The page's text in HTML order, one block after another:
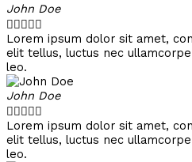
John Doe

Lorem ipsum dolor sit amet,
elit tellus, luctus nec
leo.
John Doe

Lorem ipsum dolor sit amet,
elit tellus, luctus nec
leo.